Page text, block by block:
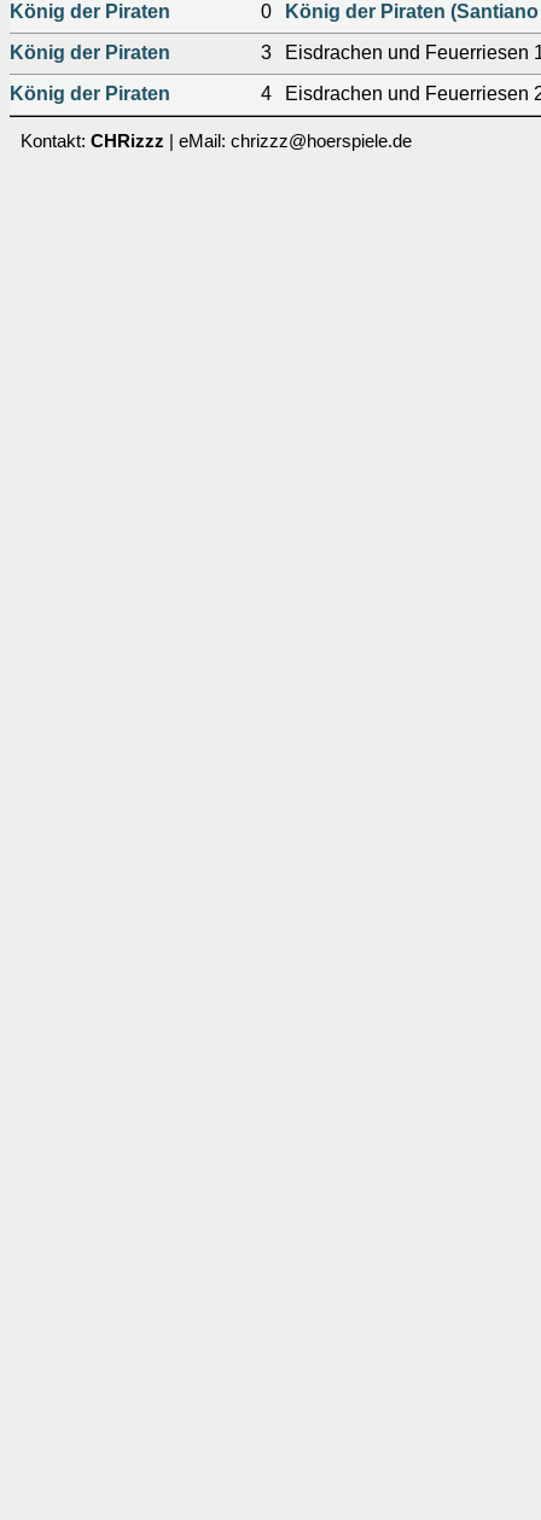
König der Piraten
0
König der Piraten
König der Piraten
3
Eisdrachen und Feuerriesen
König der Piraten
4 Eisdrachen und Feuerriesen
Kontakt: CHRizzz | eMail: chrizzz@hoerspiele.de